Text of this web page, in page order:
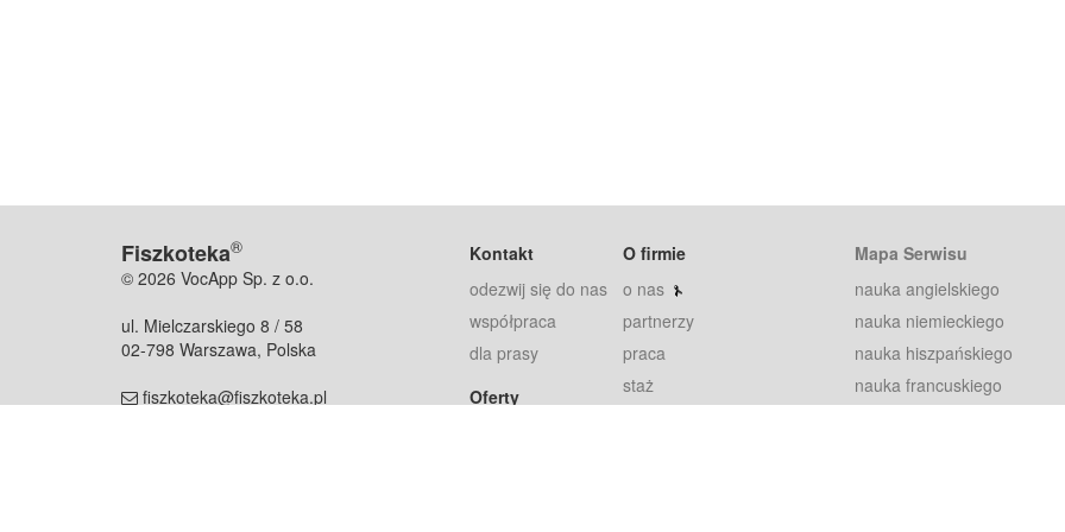
Fiszkoteka®
© 2026 VocApp Sp. z o.o.
ul. Mielczarskiego 8 / 58
02-798 Warszawa, Polska
fiszkoteka@fiszkoteka.pl
Kontakt
odezwij się do nas
współpraca
dla prasy
Oferty
O firmie
o nas
partnerzy
praca
staż
Mapa Serwisu
nauka angielskiego
nauka niemieckiego
nauka hiszpańskiego
nauka francuskiego